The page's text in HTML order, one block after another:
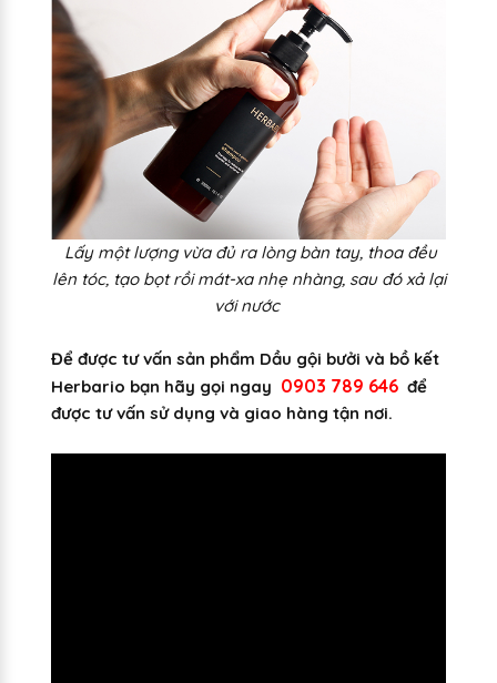
Lấy một lượng vừa đủ ra lòng bàn tay, thoa đều
lên tóc, tạo bọt rồi mát-xa nhẹ nhàng, sau đó xả lại
với nước
Để được tư vấn sản phẩm Dầu gội bưởi và bồ kết
Herbario bạn hãy gọi ngay 0903 789 646 để
được tư vấn sử dụng và giao hàng tận nơi.